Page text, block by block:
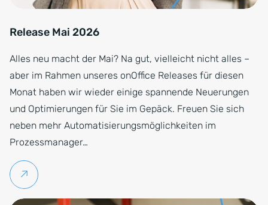
Release Mai 2026
Alles neu macht der Mai? Na gut, vielleicht nicht alles –
aber im Rahmen unseres onOffice Releases für diesen
Monat haben wir wieder einige spannende Neuerungen
und Optimierungen für Sie im Gepäck. Freuen Sie sich
neben mehr Automatisierungsmöglichkeiten im
Prozessmanager…
Weiterlesen